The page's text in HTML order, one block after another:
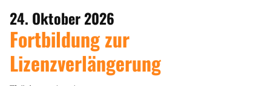
24. Oktober 2026
Fortbildung zur
Lizenzverlängerung